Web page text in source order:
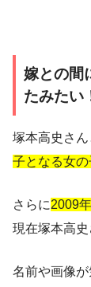
嫁との間
たみたい
塚本高史さん
子となる女
さらに2009
現在塚本高史
名前や画像が